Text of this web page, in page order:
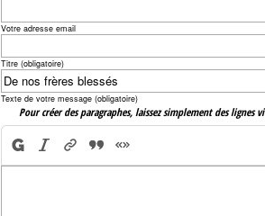
Votre adresse email
Titre (obligatoire)
Texte de votre message (obligatoire)
Pour créer des paragraphes, laissez simplement des lignes